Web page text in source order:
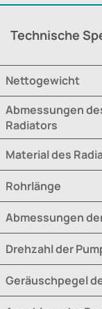
Technische
Nettogewicht
Abmessungen
Radiators
Material des
Rohrlänge
Abmessungen
Drehzahl der
Geräuschpegel